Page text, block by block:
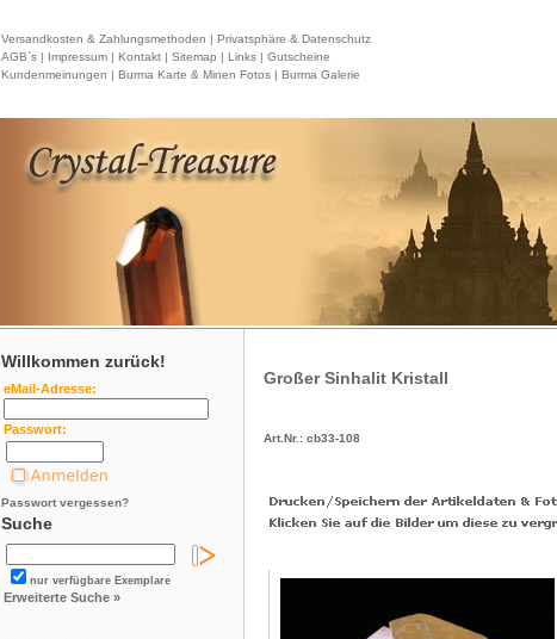
Versandkosten & Zahlungsmethoden | Privatsphäre & Datenschutz
AGB`s | Impressum | Kontakt | Sitemap | Links | Gutscheine
Kundenmeinungen | Burma Karte & Minen Fotos | Burma Galerie
Willkommen zurück!
eMail-Adresse:
Passwort:
Passwort vergessen?
Suche
nur verfügbare Exemplare
Erweiterte Suche »
Großer Sinhalit Kristall
Art.Nr.: cb33-108